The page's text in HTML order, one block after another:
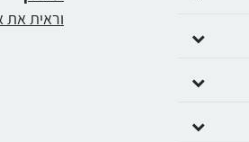
וראית את